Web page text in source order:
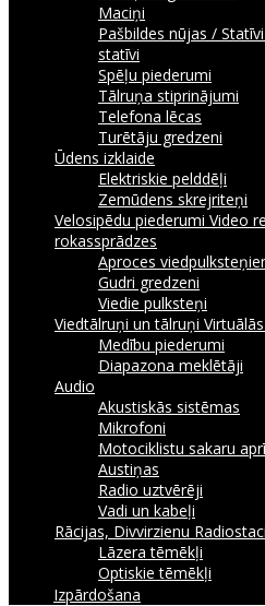
Maciņi
Pašbildes nūjas /
statīvi
Spēļu piederumi
Tālruņa stiprinājumi
Telefona lēcas
Turētāju gredzeni
Ūdens izklaide
Elektriskie pelddēļi
Zemūdens skrejriteņi
Velosipēdu piederumi Video
rokassprādzes
Aproces
Gudri gredzeni
Viedie pulksteņi
Viedtālruņi un tālruņi
Medību piederumi
Diapazona meklētāji
Audio
Akustiskās sistēmas
Mikrofoni
Motociklistu sakaru
Austiņas
Radio uztvērēji
Vadi un kabeļi
Rācijas, Divvirzienu
Lāzera tēmēkļi
Optiskie tēmēkļi
Izpārdošana